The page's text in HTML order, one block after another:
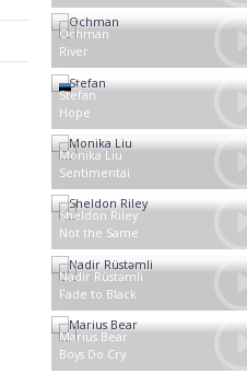
Pologne
Ochman
River
Estonie
Stefan
Hope
Lituanie
Monika Liu
Sentimentai
Australie
Sheldon Riley
Not the Same
Azerbaïdjan
Nadir Rüstəmli
Fade to Black
Marius Bear
Boys Do Cry